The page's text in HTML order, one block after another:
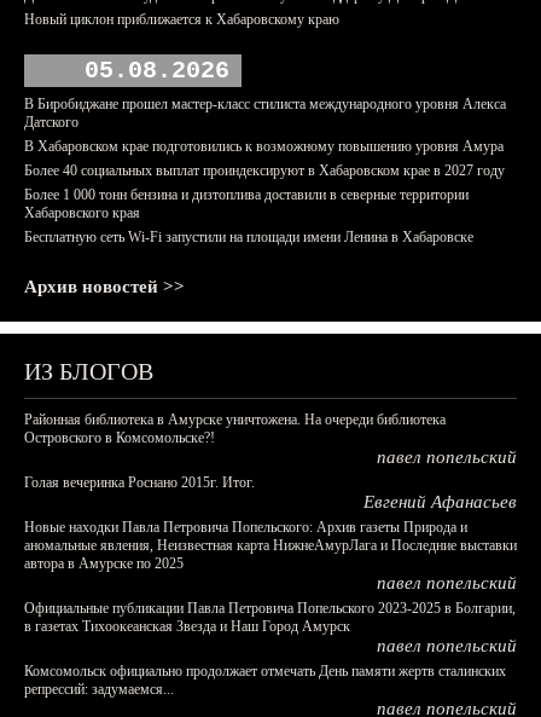
Новый циклон приближается к Хабаровскому краю
05.08.2026
В Биробиджане прошел мастер-класс стилиста международного уровня Алекса
Датского
В Хабаровском крае подготовились к возможному повышению уровня Амура
Более 40 социальных выплат проиндексируют в Хабаровском крае в 2027 году
Более 1 000 тонн бензина и дизтоплива доставили в северные территории
Хабаровского края
Бесплатную сеть Wi-Fi запустили на площади имени Ленина в Хабаровске
Архив новостей >>
ИЗ БЛОГОВ
Районная библиотека в Амурске уничтожена. На очереди библиотека
Островского в Комсомольске?!
павел попельский
Голая вечеринка Роснано 2015г. Итог.
Евгений Афанасьев
Новые находки Павла Петровича Попельского: Архив газеты Природа и
аномальные явления, Неизвестная карта НижнеАмурЛага и Последние выставки
автора в Амурске по 2025
павел попельский
Официальные публикации Павла Петровича Попельского 2023-2025 в Болгарии,
в газетах Тихоокеанская Звезда и Наш Город Амурск
павел попельский
Комсомольск официально продолжает отмечать День памяти жертв сталинских
репрессий: задумаемся...
павел попельский